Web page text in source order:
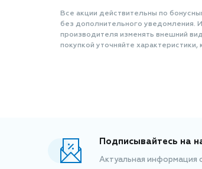
Все акции действительны по
без дополнительного уведомления.
производителя изменять внешний
покупкой уточняйте
Подписывайтесь на
Актуальная информация